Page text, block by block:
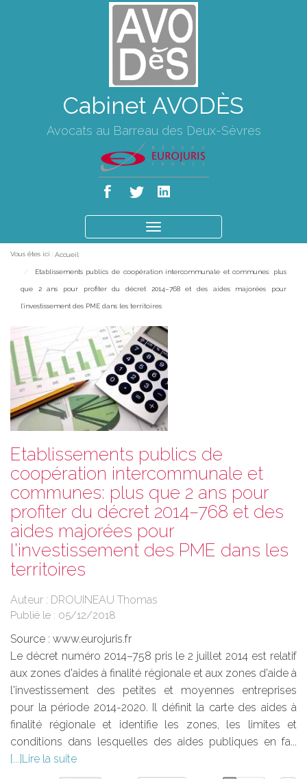
Cabinet AVODÈS
Avocats au Barreau des Deux-Sèvres
le
Vous êtes ici : Accueil
Etablissements publics de coopération intercommunale et communes: plus
que 2 ans pour profiter du décret 2014–768 et des aides majorées pour
l'investissement des PME dans les territoires
Etablissements publics de
coopération intercommunale et
communes: plus que 2 ans pour
profiter du décret 2014–768 et des
aides majorées pour
l'investissement des PME dans les
territoires
Auteur : DROUINEAU Thomas
Publié le : 05/12/2018
Source : www.eurojuris.fr
Le décret numéro 2014–758 pris le 2 juillet 2014 est relatif
aux zones d'aides à finalité régionale et aux zones d'aide à
l'investissement des petites et moyennes entreprises
pour la période 2014-2020. Il définit la carte des aides à
finalité régionale et identifie les zones, les limites et
conditions dans lesquelles des aides publiques en fa...
Lire la suite